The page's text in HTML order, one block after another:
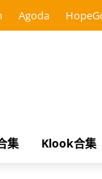
Agoda
集 Klook合集